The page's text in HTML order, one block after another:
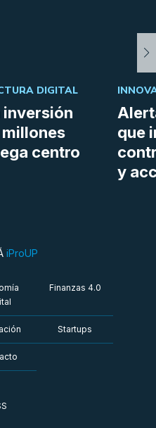
inversión
centro
DIGITAL
que
y
iProUP
Finanzas 4.0
Startups